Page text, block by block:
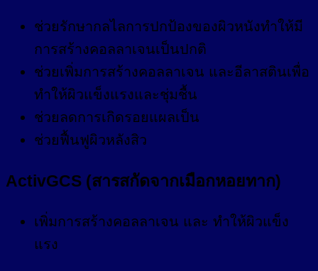
ช่วยรักษากลไลการปกป้องของผิวหนังทำให้มี
การสร้างคอลลาเจนเป็นปกติ
ช่วยเพิ่มการสร้างคอลลาเจน และอีลาสตินเพื่อ
ทำให้ผิวแข็งแรงและชุ่มชื้น
ช่วยลดการเกิดรอยแผลเป็น
ช่วยฟื้นฟูผิวหลังสิว
ActivGCS (สารสกัดจากเมือกหอยทาก)
เพิ่มการสร้างคอลลาเจน และ ทำให้ผิวแข็ง
แรง